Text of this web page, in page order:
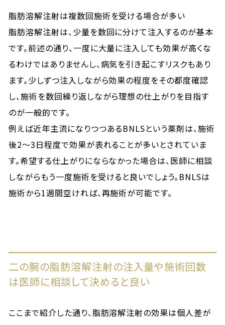
脂肪溶解注射は複数回施術を受ける場合が多い
脂肪溶解注射は、少量を数回に分けて注入するのが基本
です。前述の通り、一度に大量に注入しても効果が高くな
るわけではありませんし、病気を引き起こすリスクもあり
ます。少しずつ注入しながら効果の程度をその都度確認
し、施術を数回繰り返しながら理想の仕上がりを目指す
のが一般的です。
例えば近年主流になりつつあるBNLSという薬剤は、施術
後2〜3日程度で効果が表れることが多いとされていま
す。希望する仕上がりにならなかった場合は、医師に相談
しながらもう一度施術を受けると良いでしょう。BNLSは
施術から1週間空ければ、再施術が可能です。
二の腕の脂肪溶解注射の注入量や施術回数
は医師に相談して決めると良い
ここまで紹介した通り、脂肪溶解注射の効果は個人差が